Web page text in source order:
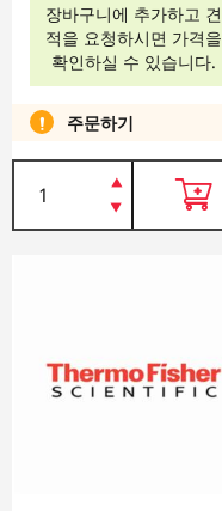
장바구니에 추가하고 견
적을 요청하시면 가격을
확인하실 수 있습니다.
주문하기